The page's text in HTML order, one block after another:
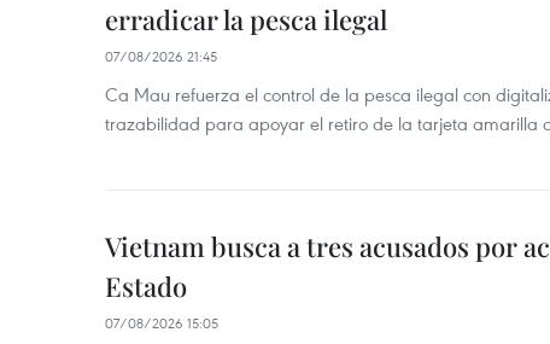
erradicar la pesca ilegal
07/08/2026 21:45
Ca Mau refuerza el control de la pesca ilegal con
trazabilidad para apoyar el retiro de la tarjeta amarilla
Vietnam busca a tres acusados por
Estado
07/08/2026 15:05